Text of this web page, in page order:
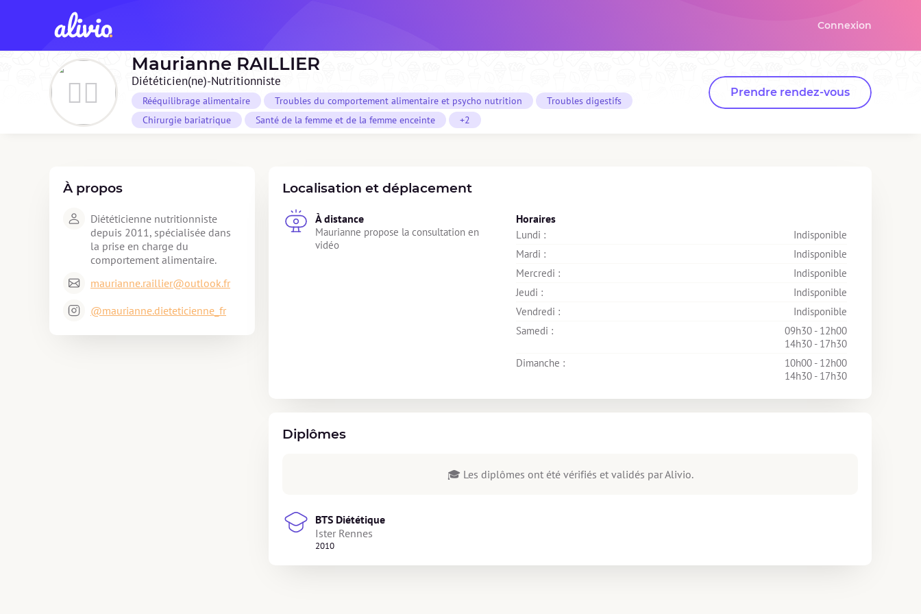
Connexion
Maurianne RAILLIER
Diététicien(ne)-Nutritionniste
Rééquilibrage alimentaire Troubles du comportement alimentaire et psycho nutrition
Troubles digestifs
Chirurgie bariatrique
Santé de la femme et de la femme enceinte +2
Prendre rendez-vous
À propos
Diététicienne nutritionniste
depuis 2011, spécialisée dans
la prise en charge du
comportement alimentaire.
maurianne.raillier@outlook.fr
@maurianne.dieteticienne_fr
Localisation et déplacement
À distance
Maurianne propose la consultation en
vidéo
Horaires
Lundi :
Indisponible
Mardi :
Indisponible
Mercredi :
Indisponible
Jeudi :
Indisponible
Vendredi :
Indisponible
Samedi :
09h30 - 12h00
14h30 - 17h30
Dimanche :
10h00 - 12h00
14h30 - 17h30
Diplômes
🎓 Les diplômes ont été vérifiés et validés par Alivio.
BTS Diététique
Ister Rennes
2010